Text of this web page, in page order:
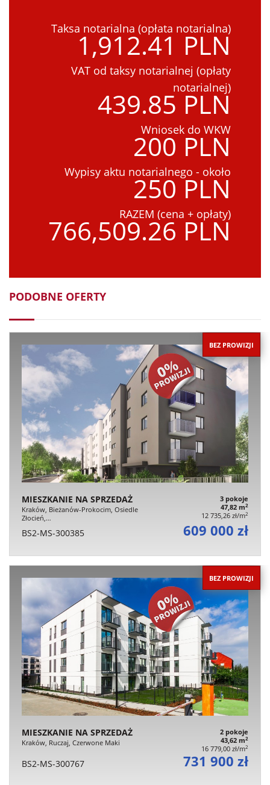
Taksa notarialna (opłata notarialna)
1,912.41 PLN
VAT od taksy notarialnej (opłaty
notarialnej)
439.85 PLN
Wniosek do WKW
200 PLN
Wypisy aktu notarialnego - około
250 PLN
RAZEM (cena + opłaty)
766,509.26 PLN
PODOBNE OFERTY
BEZ PROWIZJI
MIESZKANIE NA SPRZEDAŻ
Kraków, Bieżanów-Prokocim, Osiedle
Złocień,…
3 pokoje
47,82 m2
12 735,26 zł/m2
BS2-MS-300385 609 000 zł
BEZ PROWIZJI
MIESZKANIE NA SPRZEDAŻ
Kraków, Ruczaj, Czerwone Maki
2 pokoje
43,62 m2
16 779,00 zł/m2
BS2-MS-300767 731 900 zł